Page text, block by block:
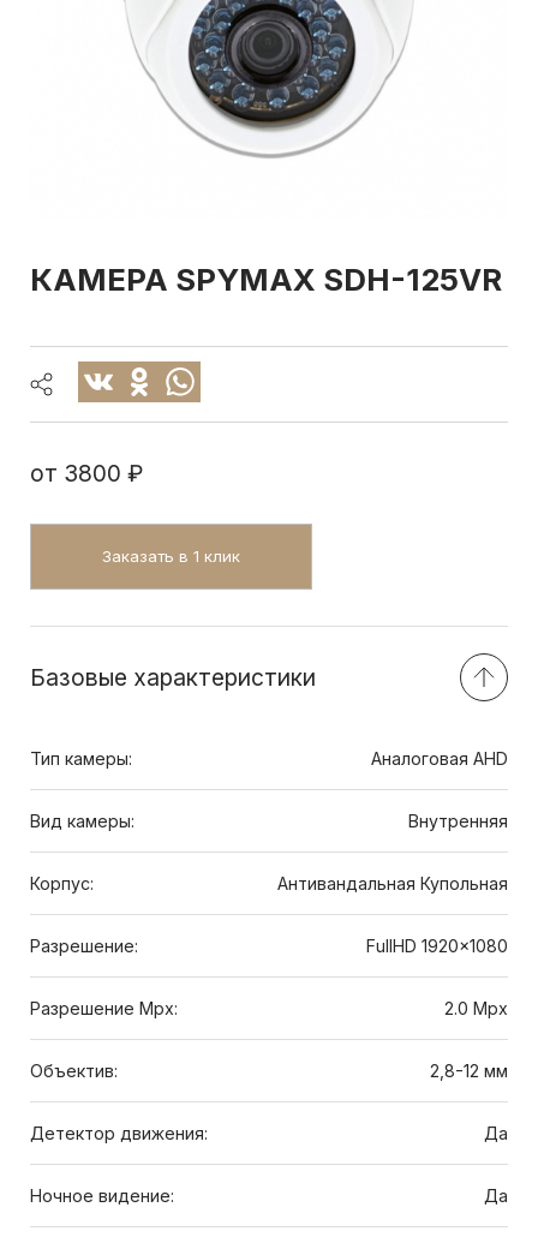
КАМЕРА SPYMAX SDH-125VR
от 3800 ₽
Заказать в 1 клик
Базовые характеристики
Тип камеры: Аналоговая AHD
Вид камеры: Внутренняя
Корпус: Антивандальная Купольная
Разрешение: FullHD 1920x1080
Разрешение Mpx: 2.0 Mpx
Объектив: 2,8-12 мм
Детектор движения: Да
Ночное видение: Да